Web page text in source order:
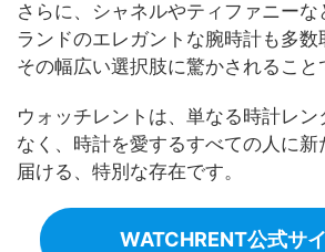
さらに、シャネルやティファニー
ランドのエレガントな腕時計も多数
その幅広い選択肢に驚かされること
ウォッチレントは、単なる時計レ
なく、時計を愛するすべての人に
届ける、特別な存在です。
WATCHRENT公式サ